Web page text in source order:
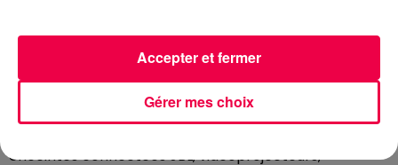
9h et 13h et gagnez des centaines de cadeaux en
jouant à « Roule ma poule ».
Tournez la roue en criant « Roule ma poule »
criez fort, plus la roue va tourner. Répondez ensuite
enceintes connectées JBL, vidéoprojecteurs,
Gérer mes choix
Accepter et fermer